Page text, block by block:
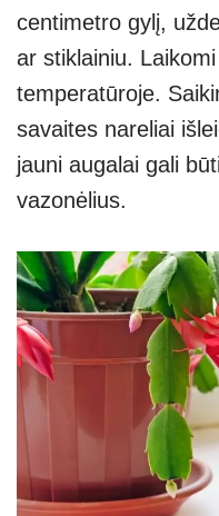
centimetro gylį,
ar stiklainiu.
temperatūroje.
savaites nareliai
jauni augalai gali
vazonėlius.